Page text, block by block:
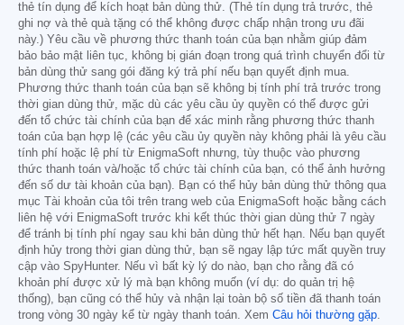
thẻ tín dụng để kích hoạt bản dùng thử. (Thẻ tín dụng trả trước, thẻ
ghi nợ và thẻ quà tặng có thể không được chấp nhận trong ưu đãi
này.) Yêu cầu về phương thức thanh toán của bạn nhằm giúp đảm
bảo bảo mật liên tục, không bị gián đoạn trong quá trình chuyển đổi từ
bản dùng thử sang gói đăng ký trả phí nếu bạn quyết định mua.
Phương thức thanh toán của bạn sẽ không bị tính phí trả trước trong
thời gian dùng thử, mặc dù các yêu cầu ủy quyền có thể được gửi
đến tổ chức tài chính của bạn để xác minh rằng phương thức thanh
toán của bạn hợp lệ (các yêu cầu ủy quyền này không phải là yêu cầu
tính phí hoặc lệ phí từ EnigmaSoft nhưng, tùy thuộc vào phương
thức thanh toán và/hoặc tổ chức tài chính của bạn, có thể ảnh hưởng
đến số dư tài khoản của bạn). Bạn có thể hủy bản dùng thử thông qua
mục Tài khoản của tôi trên trang web của EnigmaSoft hoặc bằng cách
liên hệ với EnigmaSoft trước khi kết thúc thời gian dùng thử 7 ngày
để tránh bị tính phí ngay sau khi bản dùng thử hết hạn. Nếu bạn quyết
định hủy trong thời gian dùng thử, bạn sẽ ngay lập tức mất quyền truy
cập vào SpyHunter. Nếu vì bất kỳ lý do nào, bạn cho rằng đã có
khoản phí được xử lý mà bạn không muốn (ví dụ: do quản trị hệ
thống), bạn cũng có thể hủy và nhận lại toàn bộ số tiền đã thanh toán
trong vòng 30 ngày kể từ ngày thanh toán. Xem Câu hỏi thường gặp.